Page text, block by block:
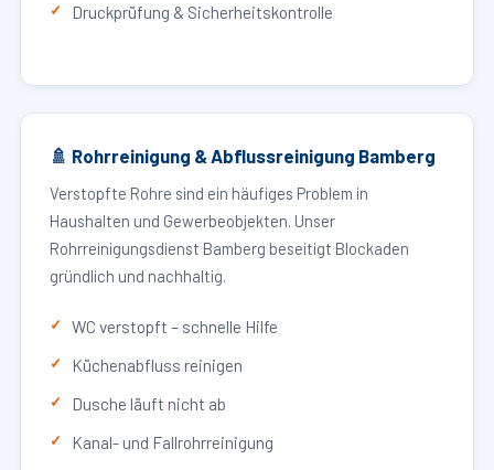
Druckprüfung & Sicherheitskontrolle
🚿 Rohrreinigung & Abflussreinigung Bamberg
Verstopfte Rohre sind ein häufiges Problem in
Haushalten und Gewerbeobjekten. Unser
Rohrreinigungsdienst Bamberg beseitigt Blockaden
gründlich und nachhaltig.
WC verstopft – schnelle Hilfe
Küchenabfluss reinigen
Dusche läuft nicht ab
Kanal- und Fallrohrreinigung